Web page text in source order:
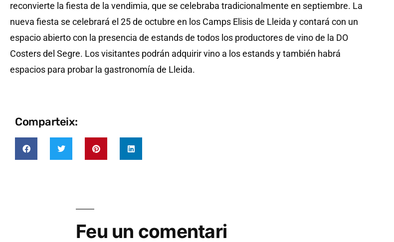
reconvierte la fiesta de la vendimia, que se celebraba tradicionalmente en septiembre. La
nueva fiesta se celebrará el 25 de octubre en los Camps Elisis de Lleida y contará con un
espacio abierto con la presencia de estands de todos los productores de vino de la DO
Costers del Segre. Los visitantes podrán adquirir vino a los estands y también habrá
espacios para probar la gastronomía de Lleida.
Comparteix:
Feu un comentari